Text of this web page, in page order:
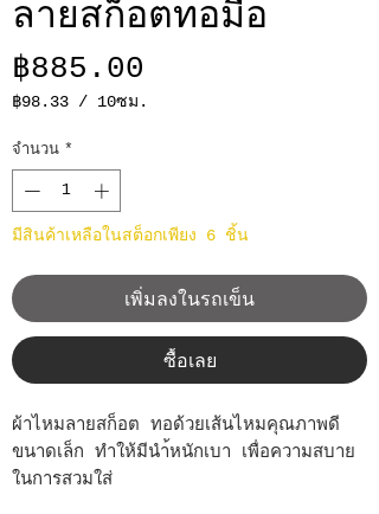
ลายสก็อตทอมือ
฿885.00
฿98.33 / 10ซม.
ต่อ
เซนติเมตร
จำนวน *
มีสินค้าเหลือในสต็อกเพียง 6 ชิ้น
เพิ่มลงในรถเข็น
ซื้อเลย
ผ้าไหมลายสก็อต ทอด้วยเส้นไหมคุณภาพดี
ขนาดเล็ก ทำให้มีนำ้หนักเบา เพื่อความสบาย
ในการสวมใส่